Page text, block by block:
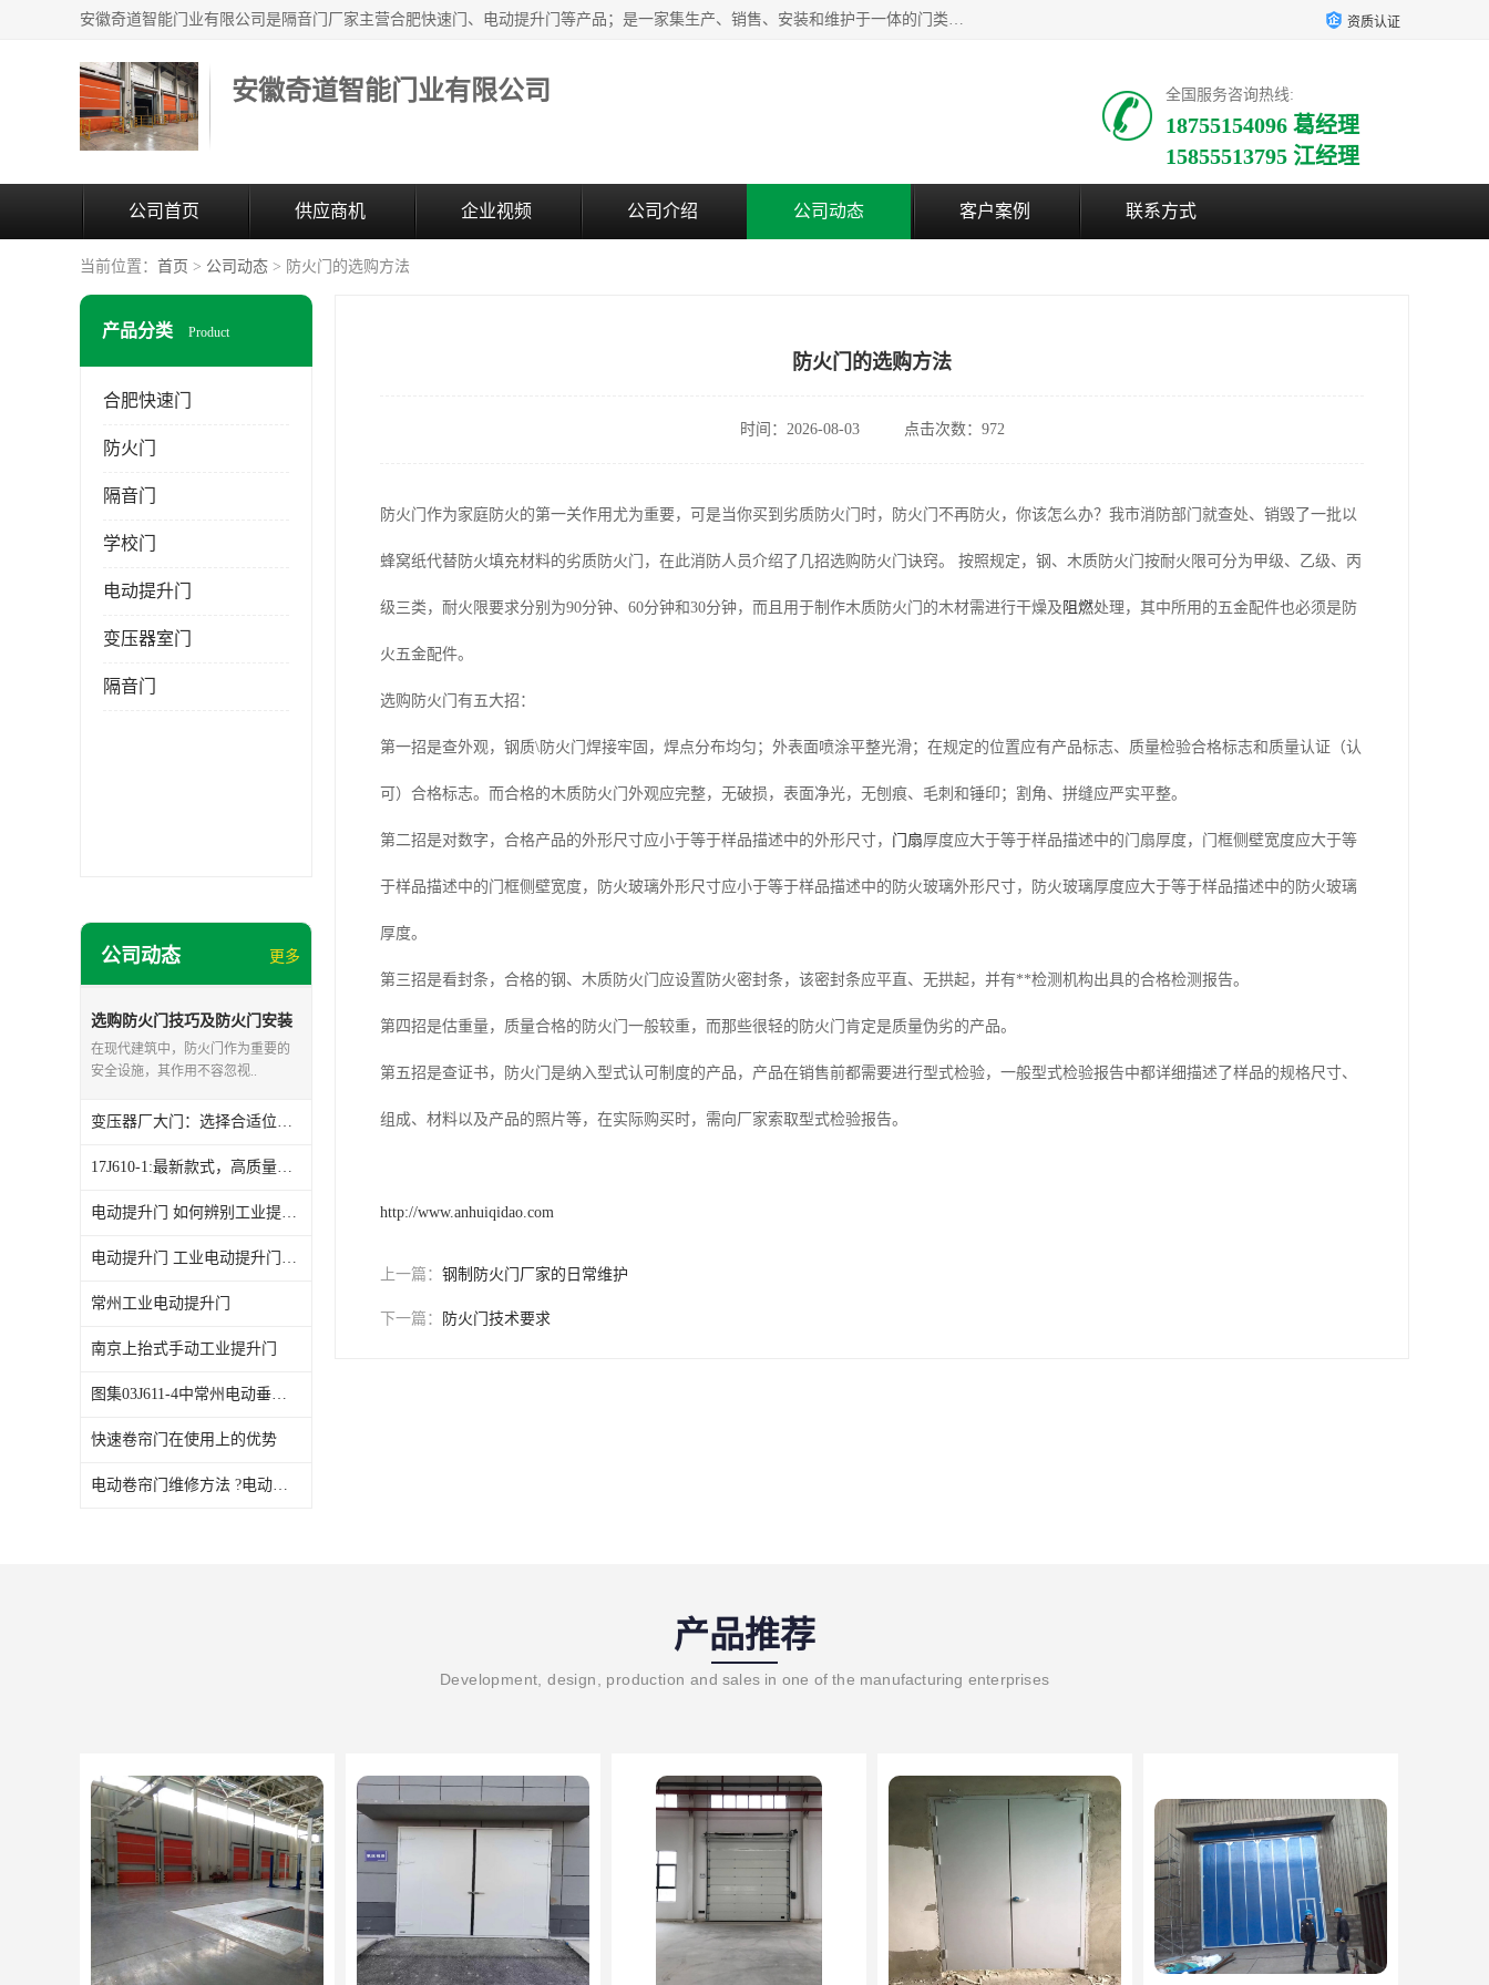
安徽奇道智能门业有限公司是隔音门厂家主营合肥快速门、电动提升门等产品；是一家集生产、销售、安装和维护于一体的门类产品供应商，公司拥有二十多名技术人员。产品种类丰富，各项性能均符合设计要求，可广泛应用于各行各业。的服务团队，24小时服务。 资质认证
安徽奇道智能门业有限公司 全国服务咨询热线:
18755154096 葛经理
15855513795 江经理
公司首页 供应商机 企业视频 公司介绍 公司动态 客户案例 联系方式
当前位置： 首页 > 公司动态 > 防火门的选购方法
产品分类 Product
合肥快速门
防火门
隔音门
学校门
电动提升门
变压器室门
隔音门
公司动态 更多
选购防火门技巧及防火门安装
方法
在现代建筑中，防火门作为重要的
安全设施，其作用不容忽视..
变压器厂大门：选择合适位置的厂房*
17J610-1:最新款式，高质量的产品
电动提升门 如何辨别工业提升门质量
电动提升门 工业电动提升门性能特点
常州工业电动提升门
南京上抬式手动工业提升门
图集03J611-4中常州电动垂直提升门
快速卷帘门在使用上的优势
电动卷帘门维修方法 ?电动卷帘门使用注意事项
防火门的选购方法
时间：2026-08-03 点击次数：972
防火门作为家庭防火的第一关作用尤为重要，可是当你买到劣质防火门时，防火门不再防火，你该怎么办？我市消防部门就查处、销毁了一批以
蜂窝纸代替防火填充材料的劣质防火门，在此消防人员介绍了几招选购防火门诀窍。 按照规定，钢、木质防火门按耐火限可分为甲级、乙级、丙
级三类，耐火限要求分别为90分钟、60分钟和30分钟，而且用于制作木质防火门的木材需进行干燥及 阻燃处理，其中所用的五金配件也必须是防
火五金配件。
选购防火门有五大招：
第一招是查外观，钢质\防火门焊接牢固，焊点分布均匀；外表面喷涂平整光滑；在规定的位置应有产品标志、质量检验合格标志和质量认证（认
可）合格标志。而合格的木质防火门外观应完整，无破损，表面净光，无刨痕、毛刺和锤印；割角、拼缝应严实平整。
第二招是对数字，合格产品的外形尺寸应小于等于样品描述中的外形尺寸， 门扇厚度应大于等于样品描述中的门扇厚度，门框侧壁宽度应大于等
于样品描述中的门框侧壁宽度，防火玻璃外形尺寸应小于等于样品描述中的防火玻璃外形尺寸，防火玻璃厚度应大于等于样品描述中的防火玻璃
厚度。
第三招是看封条，合格的钢、木质防火门应设置防火密封条，该密封条应平直、无拱起，并有**检测机构出具的合格检测报告。
第四招是估重量，质量合格的防火门一般较重，而那些很轻的防火门肯定是质量伪劣的产品。
第五招是查证书，防火门是纳入型式认可制度的产品，产品在销售前都需要进行型式检验，一般型式检验报告中都详细描述了样品的规格尺寸、
组成、材料以及产品的照片等，在实际购买时，需向厂家索取型式检验报告。
http://www.anhuiqidao.com
上一篇： 钢制防火门厂家的日常维护
下一篇： 防火门技术要求
产品推荐
Development, design, production and sales in one of the manufacturing enterprises